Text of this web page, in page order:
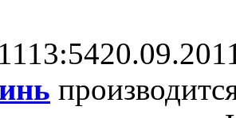
13:54